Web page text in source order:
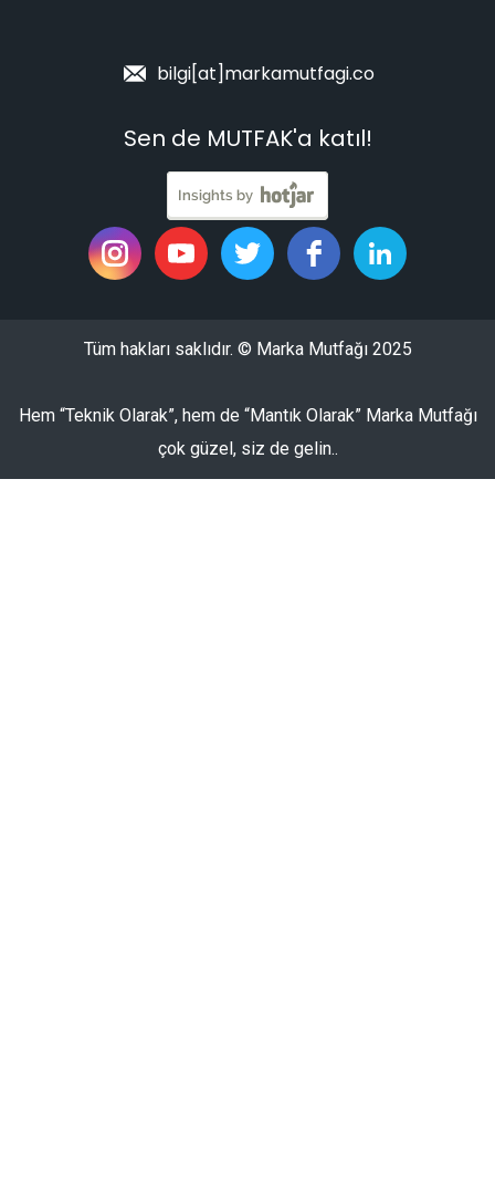
bilgi[at]markamutfagi.co
Sen de MUTFAK'a katıl!
Tüm hakları saklıdır. © Marka Mutfağı 2025
Hem “Teknik Olarak”, hem de “Mantık Olarak” Marka Mutfağı
çok güzel, siz de gelin..